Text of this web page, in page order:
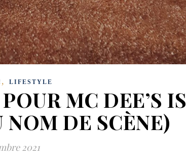
, LIFESTYLE
MC DEE’S IS
DE SCÈNE)
2021